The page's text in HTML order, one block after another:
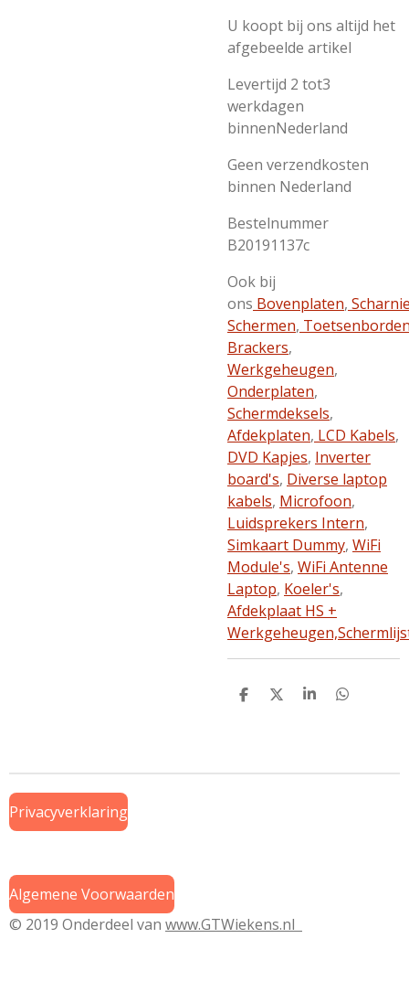
U koopt bij ons altijd het
afgebeelde artikel
Levertijd 2 tot3
werkdagen
binnenNederland
Geen verzendkosten
binnen Nederland
Bestelnummer
B20191137c
Ook bij
ons Bovenplaten,
Schermen,
Brackers,
Werkgeheugen,
Onderplaten,
Schermdeksels,
Afdekplaten, LCD Kabels,
DVD Kapjes, Inverter
board's, Diverse laptop
kabels, Microfoon,
Luidsprekers Intern,
Simkaart Dummy, WiFi
Module's, WiFi Antenne
Laptop, Koeler's,
Afdekplaat HS +
Werkgeheugen,
D
D
S
D
Privacyverklaring
Algemene Voorwaarden
© 2019 Onderdeel van www.GTWiekens.nl